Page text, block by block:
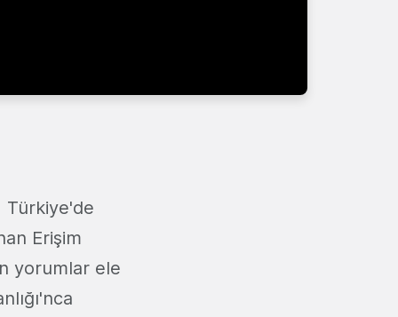
Erişim
yorumlar ele